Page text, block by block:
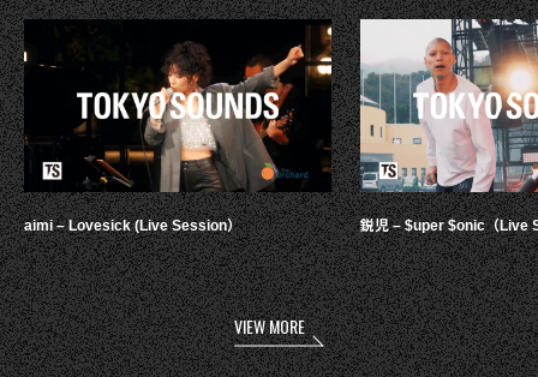
aimi – Lovesick (Live Session） 鋭児 – $uper $onic（Live
VIEW MORE